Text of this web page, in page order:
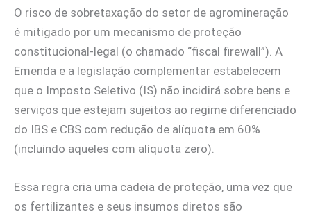
O risco de sobretaxação do setor de agromineração
é mitigado por um mecanismo de proteção
constitucional-legal (o chamado “fiscal firewall”). A
Emenda e a legislação complementar estabelecem
que o Imposto Seletivo (IS) não incidirá sobre bens e
serviços que estejam sujeitos ao regime diferenciado
do IBS e CBS com redução de alíquota em 60%
(incluindo aqueles com alíquota zero).
Essa regra cria uma cadeia de proteção, uma vez que
os fertilizantes e seus insumos diretos são